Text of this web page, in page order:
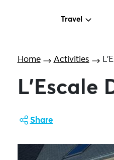
Travel
Home Activities
L’Escale
Share